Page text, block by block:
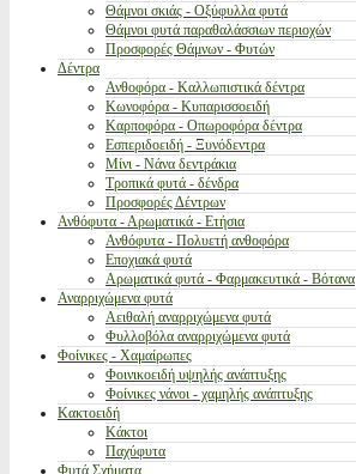
Θάμνοι σκιάς - Οξύφυλλα φυτά
Θάμνοι φυτά παραθαλάσσιων περιοχών
Προσφορές Θάμνων - Φυτών
Δέντρα
Ανθοφόρα - Καλλωπιστικά δέντρα
Κωνοφόρα - Κυπαρισσοειδή
Καρποφόρα - Οπωροφόρα δέντρα
Εσπεριδοειδή - Ξυνόδεντρα
Μίνι - Νάνα δεντράκια
Τροπικά φυτά - δένδρα
Προσφορές Δέντρων
Ανθόφυτα - Αρωματικά - Ετήσια
Ανθόφυτα - Πολυετή ανθοφόρα
Εποχιακά φυτά
Αρωματικά φυτά - Φαρμακευτικά - Βότανα
Αναρριχώμενα φυτά
Αειθαλή αναρριχώμενα φυτά
Φυλλοβόλα αναρριχώμενα φυτά
Φοίνικες - Χαμαίρωπες
Φοινικοειδή υψηλής ανάπτυξης
Φοίνικες νάνοι - χαμηλής ανάπτυξης
Κακτοειδή
Κάκτοι
Παχύφυτα
Φυτά Σχήματα